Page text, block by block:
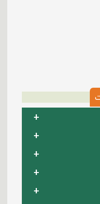
+
+
+
+
+